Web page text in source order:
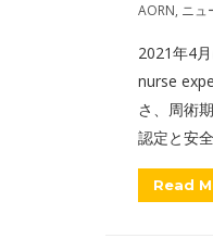
AORN, ニュ
2021年4
nurse
さ、周術
認定と安
Read